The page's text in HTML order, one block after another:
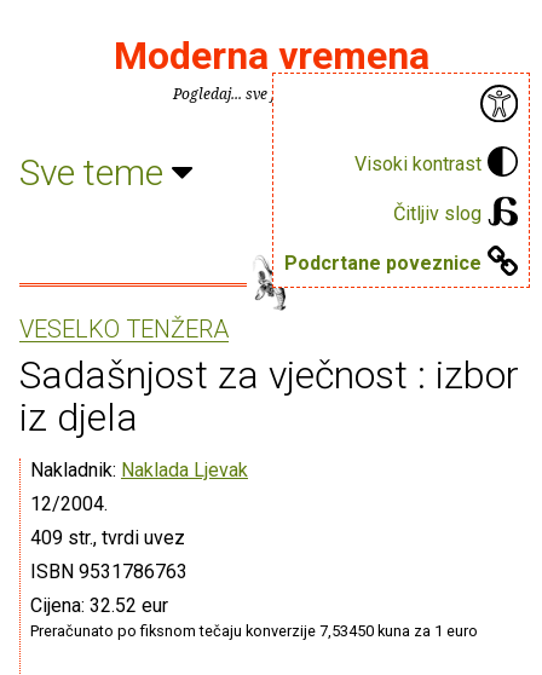
Visoki kontrast
Čitljiv slog
Podcrtane poveznice
Moderna vremena
Pogledaj... sve je puno knjiga.
Sve teme
VESELKO TENŽERA
Sadašnjost za vječnost : izbor
iz djela
Nakladnik: Naklada Ljevak
12/2004.
409 str., tvrdi uvez
ISBN 9531786763
Cijena: 32.52 eur
Preračunato po fiksnom tečaju konverzije 7,53450 kuna za 1 euro